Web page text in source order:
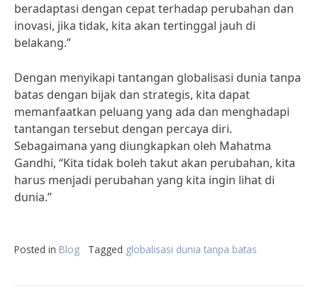
beradaptasi dengan cepat terhadap perubahan dan
inovasi, jika tidak, kita akan tertinggal jauh di
belakang.”
Dengan menyikapi tantangan globalisasi dunia tanpa
batas dengan bijak dan strategis, kita dapat
memanfaatkan peluang yang ada dan menghadapi
tantangan tersebut dengan percaya diri.
Sebagaimana yang diungkapkan oleh Mahatma
Gandhi, “Kita tidak boleh takut akan perubahan, kita
harus menjadi perubahan yang kita ingin lihat di
dunia.”
Posted in Blog Tagged globalisasi dunia tanpa batas